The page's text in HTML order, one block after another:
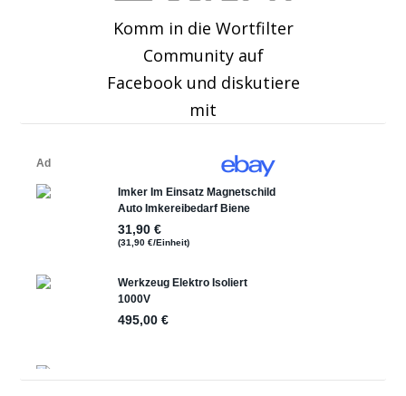
Komm in die Wortfilter
Community auf
Facebook und diskutiere
mit